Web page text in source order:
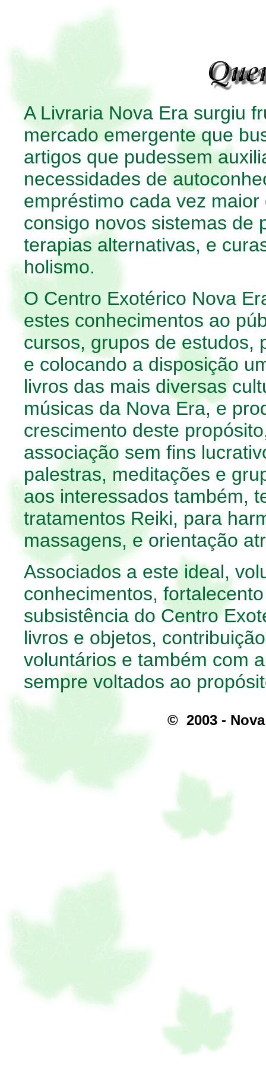
A Livraria Nova Era surgiu
mercado emergente que
artigos que pudessem
necessidades de
empréstimo cada vez
consigo novos sistemas de
terapias alternativas, e
holismo.
O Centro Exotérico Nova
estes conhecimentos ao
cursos, grupos de estudos,
e colocando a disposição
livros das mais diversas
músicas da Nova Era, e
crescimento deste
associação sem fins
palestras, meditações e
aos interessados também,
tratamentos Reiki, para
massagens, e orientação
Associados a este ideal,
conhecimentos,
subsistência do Centro
livros e objetos,
voluntários e também com
sempre voltados ao
© 2003 -